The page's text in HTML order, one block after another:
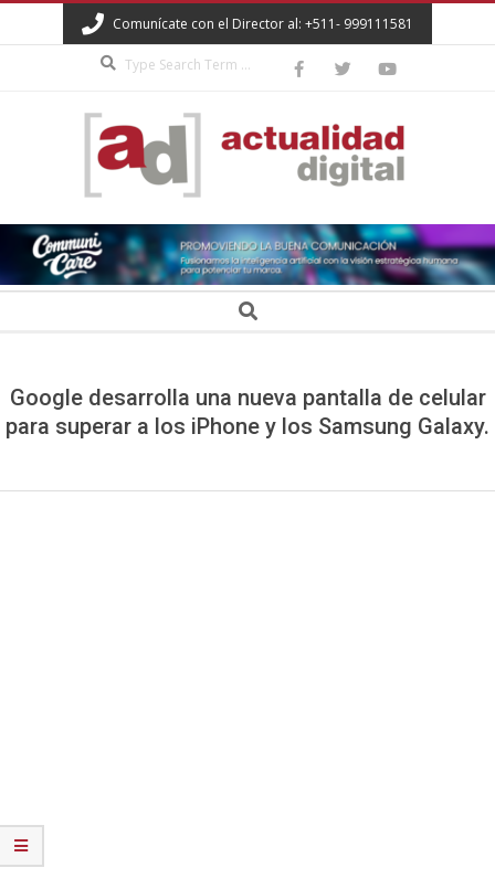
to
Comunícate con el Director al: +511- 999111581
ACTUALIDAD
DIGITAL Search
Google desarrolla una nueva pantalla de celular
para superar a los iPhone y los Samsung Galaxy.